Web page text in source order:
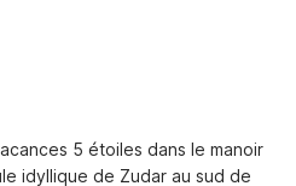
5 étoiles dans le manoir
idyllique de Zudar au sud de